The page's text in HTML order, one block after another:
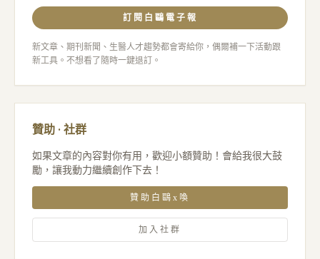
訂閱白鷗電子報
新文章、期刊新聞、生醫人才趨勢都會寄給你，偶爾補一下活動跟
新工具。不想看了隨時一鍵退訂。
贊助 · 社群
如果文章的內容對你有用，歡迎小額贊助！會給我很大鼓
勵，讓我動力繼續創作下去！
贊助白鷗x喚
加入社群